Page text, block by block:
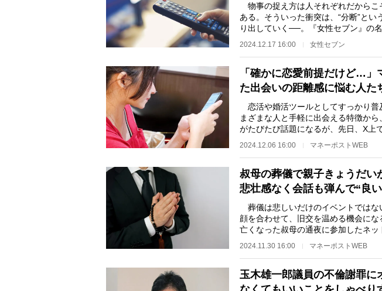
物事の捉え方は人それぞれだからこ
ある。そういった衝突は、“分断”と
り出していく──。『女性セブン』の名
原広子さんが、自…
2024.12.17 16:00 女性セブン
「確かに恋愛前提だけど…」
た出会いの距離感に悩む人
恋活や婚活ツールとしてすっかり普
まざまな人と手軽に出会える特徴か
がたびたび話題になるが、先日、X上
2024.12.06 16:00 マネーポストWEB
叔母の葬儀で親子きょうだ
悲壮感なく会話も弾んで“良
葬儀は悲しいだけのイベントではな
顔を合わせて、旧交を温める機会に
亡くなった叔母の通夜に参加したネッ
2024.11.30 16:00 マネーポストWEB
玉木雄一郎議員の不倫謝罪に